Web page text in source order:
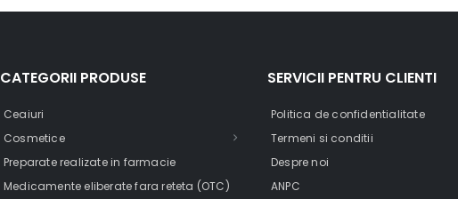
CATEGORII PRODUSE
Ceaiuri
Cosmetice
Preparate realizate in farmacie
Medicamente eliberate fara reteta (OTC)
SERVICII PENTRU CLIENTI
Politica de confidentialitate
Termeni si conditii
Despre noi
ANPC